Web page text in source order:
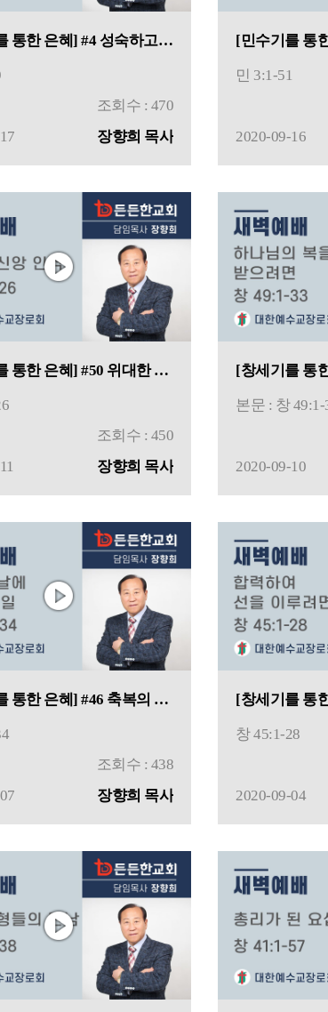
[민수기를 통한 은혜] #4 성숙하고 완벽한 봉사
조회수 : 470
장향희 목사
민 3:1-51
2020-09-16
[창세기를 통한 은혜] #50 위대한 신앙 인격
조회수 : 450
장향희 목사
본문 : 창 49:1-
2020-09-10
[창세기를 통한 은혜] #46 축복의 날에 해야 할 일
조회수 : 438
장향희 목사
창 45:1-28
2020-09-04